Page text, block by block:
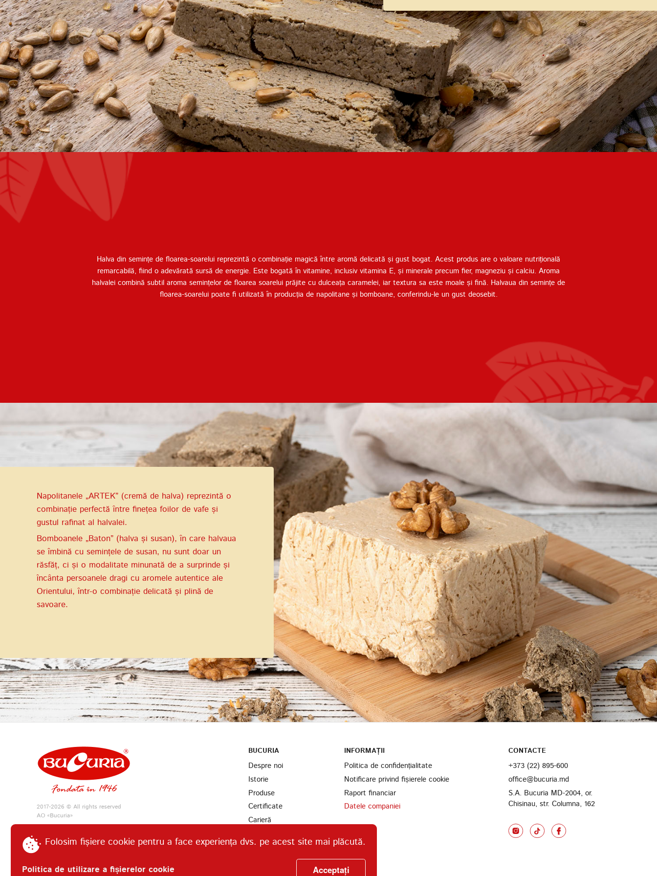
Halva din semințe de floarea-soarelui reprezintă o combinație magică între aromă delicată și gust bogat. Acest produs are o valoare nutrițională
remarcabilă, fiind o adevărată sursă de energie. Este bogată în vitamine, inclusiv vitamina E, și minerale precum fier, magneziu și calciu. Aroma
halvalei combină subtil aroma semințelor de floarea soarelui prăjite cu dulceața caramelei, iar textura sa este moale și fină. Halvaua din semințe de
floarea-soarelui poate fi utilizată în producția de napolitane și bomboane, conferindu-le un gust deosebit.
Napolitanele „ARTEK” (cremă de halva) reprezintă o
combinație perfectă între finețea foilor de vafe și
gustul rafinat al halvalei.
Bomboanele „Baton” (halva și susan), în care halvaua
se îmbină cu semințele de susan, nu sunt doar un
răsfăț, ci și o modalitate minunată de a surprinde și
încânta persoanele dragi cu aromele autentice ale
Orientului, într-o combinație delicată și plină de
savoare.
2017-2026 © All rights reserved
АО «Bucuria»
BUCURIA
Despre noi
Istorie
Produse
Certificate
Carieră
Găsiți-ne
INFORMAȚII
Politica de confidențialitate
Notificare privind fișierele cookie
Raport financiar
Datele companiei
CONTACTE
+373 (22) 895-600
office@bucuria.md
S.A. Bucuria MD-2004, or.
Chisinau, str. Columna, 162
CODUL PARTICIPANTULUI PROGRAMULUI DE LOIALITATE
PAROLĂ
REPETAȚI PAROLA
AUTENTIFICARE
DATA NAȘTERII
CREAȚI UN CONT
Folosim fișiere cookie pentru a face experiența dvs. pe acest site mai plăcută.
Politica de utilizare a fișierelor cookie Acceptați